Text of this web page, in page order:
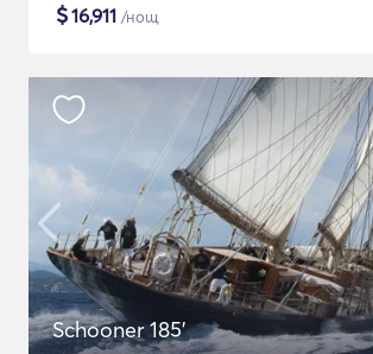
$16,911 /нощ
Schooner 185'